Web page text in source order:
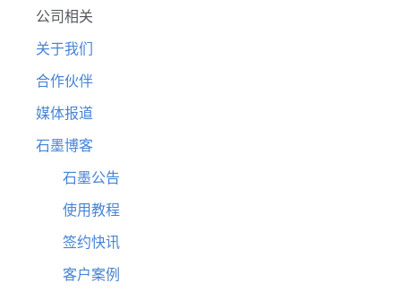
公司相关
关于我们
合作伙伴
媒体报道
石墨博客
石墨公告
使用教程
签约快讯
客户案例